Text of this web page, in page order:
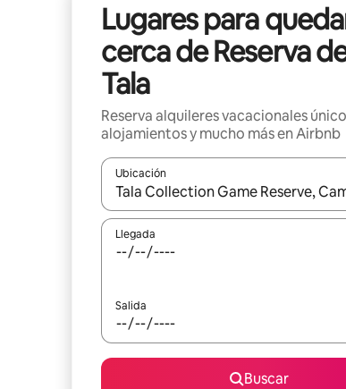
Lugares para
cerca de Reserva
Tala
Reserva alquileres vacacionales
alojamientos y mucho más en Airbnb
Ubicación
Cuando los resultados estén
Llegada
Salida
Buscar